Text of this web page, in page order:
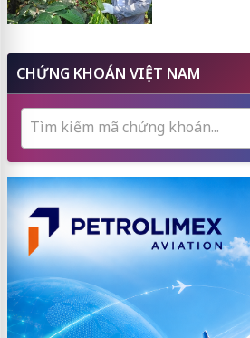
CHỨNG KHOÁN VIỆT NAM
Tìm kiếm mã chứng khoán...